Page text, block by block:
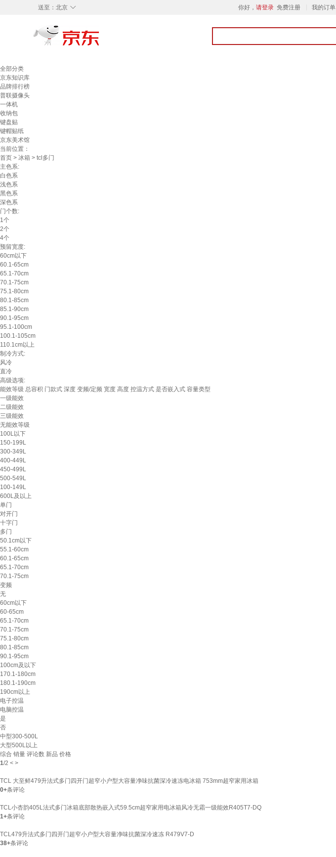
◇
送至： 北京 你好， 请登录 免费注册 我的订单
全部分类
京东知识库
品牌排行榜
普联摄像头
一体机
收纳包
键盘贴
键帽贴纸
京东美术馆
当前位置：
首页 > 冰箱 > tcl多门
主色系:
白色系
浅色系
黑色系
深色系
门个数:
1个
2个
4个
预留宽度:
60cm以下
60.1-65cm
65.1-70cm
70.1-75cm
75.1-80cm
80.1-85cm
85.1-90cm
90.1-95cm
95.1-100cm
100.1-105cm
110.1cm以上
制冷方式:
风冷
直冷
高级选项:
能效等级 总容积 门款式 深度 变频/定频 宽度 高度 控温方式 是否嵌入式 容量类型
一级能效
二级能效
三级能效
无能效等级
100L以下
150-199L
300-349L
400-449L
450-499L
500-549L
100-149L
600L及以上
单门
对开门
十字门
多门
50.1cm以下
55.1-60cm
60.1-65cm
65.1-70cm
70.1-75cm
变频
无
60cm以下
60-65cm
65.1-70cm
70.1-75cm
75.1-80cm
80.1-85cm
90.1-95cm
100cm及以下
170.1-180cm
180.1-190cm
190cm以上
电子控温
电脑控温
是
否
中型300-500L
大型500L以上
综合 销量 评论数 新品 价格
1/2 < >
TCL 大至鲜479升法式多门四开门超窄小户型大容量净味抗菌深冷速冻电冰箱 753mm超窄家用冰箱
0+条评论
TCL小杏韵405L法式多门冰箱底部散热嵌入式59.5cm超窄家用电冰箱风冷无霜一级能效R405T7-DQ
1+条评论
TCL479升法式多门四开门超窄小户型大容量净味抗菌深冷速冻 R479V7-D
38+条评论